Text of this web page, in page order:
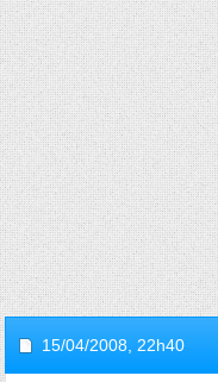
15/04/2008, 22h40